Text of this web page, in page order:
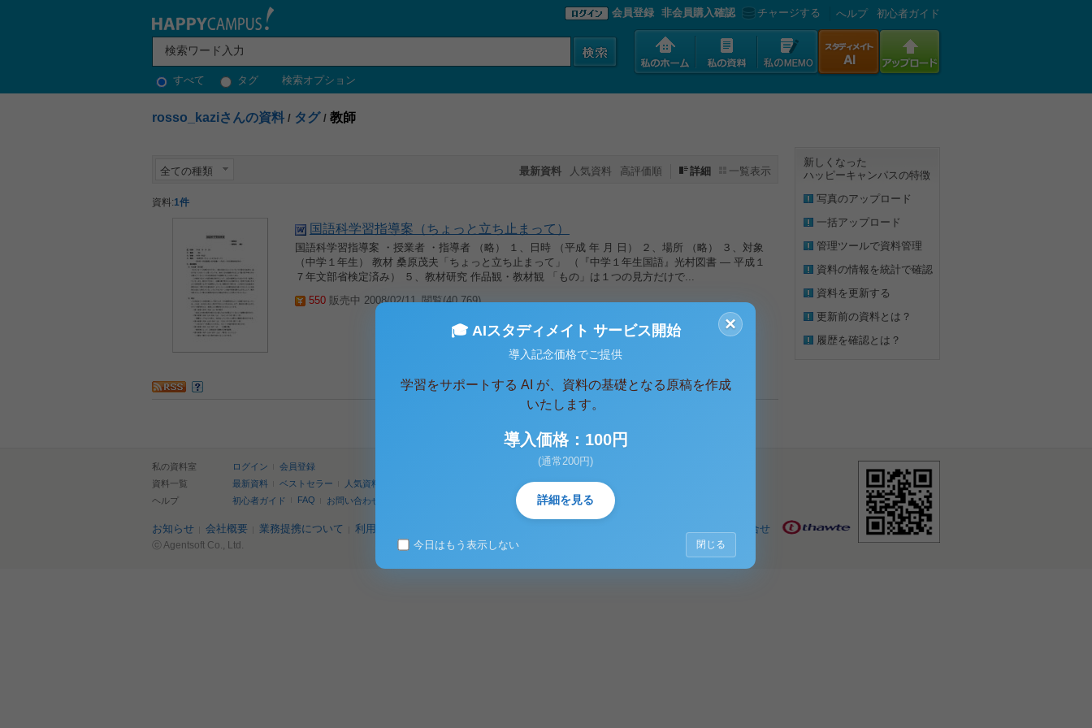
すべて タグ 検索オプション
会員登録 非会員購入確認 チャージする へルプ 初心者ガイド
rosso_kaziさんの資料 / タグ / 教師
全ての種類 最新資料 人気資料 高評価順 詳細 一覧表示
資料:1件
国語科学習指導案（ちょっと立ち止まって）
国語科学習指導案 ・授業者 ・指導者 （略） １、日時 （平成 年 月 日） ２、場所 （略） ３、対象
（中学１年生） 教材 桑原茂夫「ちょっと立ち止まって」 （『中学１年生国語』光村図書 ― 平成１
７年文部省検定済み） ５、教材研究 作品観・教材観 「もの」は１つの見方だけで...
550 販売中 2008/02/11 閲覧(40,769)
新しくなった
ハッピーキャンパスの特徴
写真のアップロード
一括アップロード
管理ツールで資料管理
資料の情報を統計で確認
資料を更新する
更新前の資料とは？
履歴を確認とは？
私の資料室 ログイン
会員登録
資料一覧
最新資料 ベストセラー 人気資料
検索
ヘルプ
初心者ガイド FAQ お問い合わせ
お知らせ 会社概要 業務提携について 利用規約 お問合せ
ⓒ Agentsoft Co., Ltd.
×
🎓 AIスタディメイト サービス開始
導入記念価格でご提供
学習をサポートする AI が、資料の基礎となる原稿を作成
いたします。
導入価格：100円
(通常200円)
詳細を見る
今日はもう表示しない 閉じる